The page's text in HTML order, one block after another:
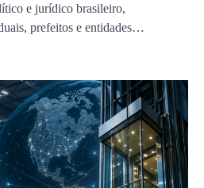
e jurídico brasileiro,
prefeitos e entidades…